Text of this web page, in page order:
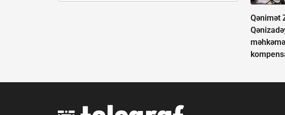
Qənimət